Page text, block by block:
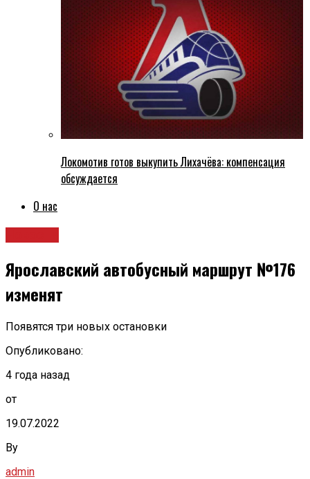
Локомотив готов выкупить Лихачёва: компенсация
обсуждается
О нас
Ярославский автобусный маршрут №176
изменят
Появятся три новых остановки
Опубликовано:
4 года назад
от
19.07.2022
By
admin